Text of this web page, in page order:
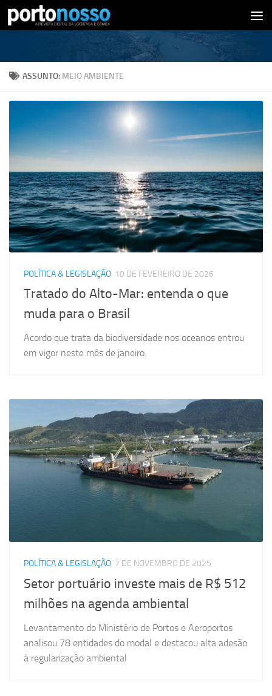
Skip to content
ASSUNTO: MEIO AMBIENTE
POLÍTICA & LEGISLAÇÃO 10 DE FEVEREIRO DE 2026
Tratado do Alto-Mar: entenda o que
muda para o Brasil
Acordo que trata da biodiversidade nos oceanos entrou
em vigor neste mês de janeiro.
POLÍTICA & LEGISLAÇÃO 7 DE NOVEMBRO DE 2025
Setor portuário investe mais de R$ 512
milhões na agenda ambiental
Levantamento do Ministério de Portos e Aeroportos
analisou 78 entidades do modal e destacou alta adesão
à regularização ambiental